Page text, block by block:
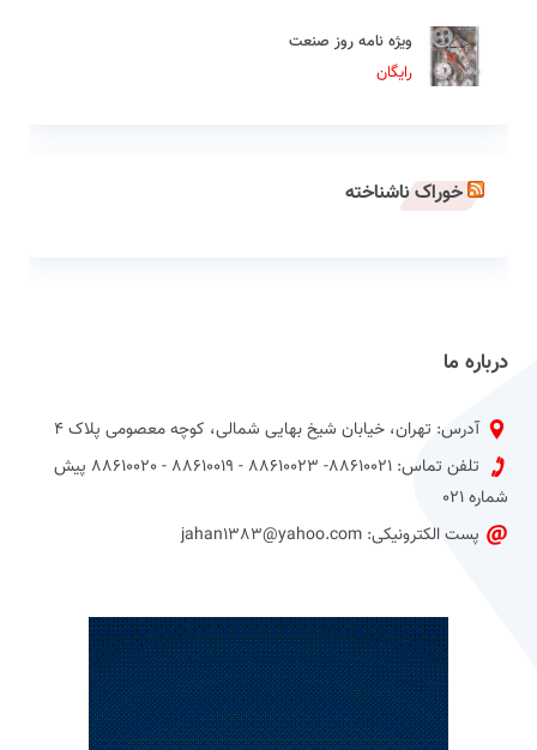
ویژه نامه روز صنعت
رایگان
خوراک ناشناخته
درباره ما
آدرس: تهران، خیابان شیخ بهایی شمالی، کوچه معصومی پلاک 4
تلفن تماس: 88610021- 88610023 - 88610019 - 88610020 پیش
شماره 021
پست الکترونیکی: jahan1383@yahoo.com